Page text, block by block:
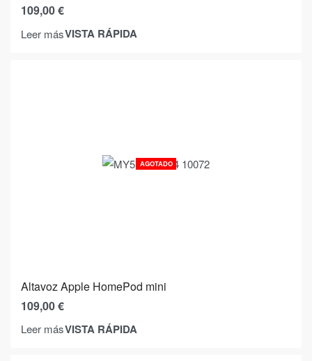
109,00€
Leer másVISTA RÁPIDA
AGOTADO
Altavoz Apple HomePod mini
109,00€
Leer másVISTA RÁPIDA